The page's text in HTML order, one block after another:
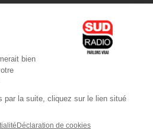
/ Android
l'application